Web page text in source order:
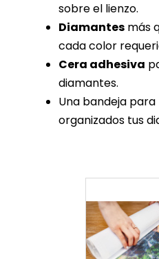
sobre el lienzo.
Diamantes más
cada color
Cera adhesiva
diamantes.
Una bandeja
organizados tus